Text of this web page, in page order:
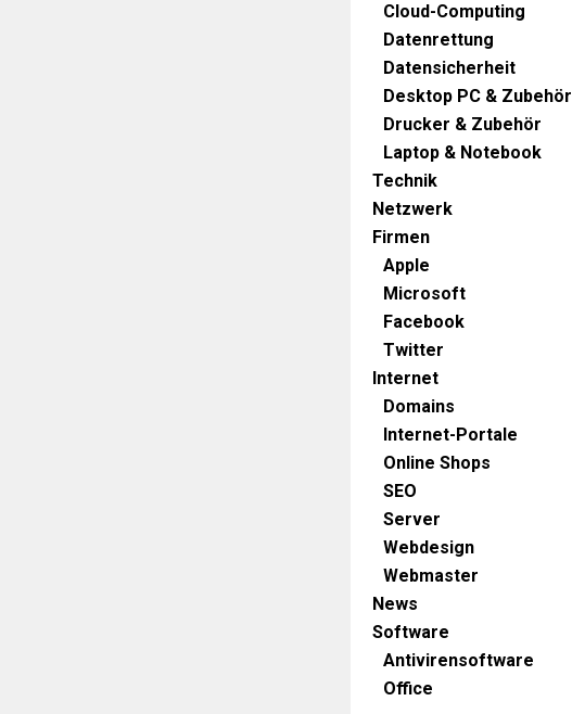
Cloud-Computing
Datenrettung
Datensicherheit
Desktop PC & Zubehör
Drucker & Zubehör
Laptop & Notebook
Technik
Netzwerk
Firmen
Apple
Microsoft
Facebook
Twitter
Internet
Domains
Internet-Portale
Online Shops
SEO
Server
Webdesign
Webmaster
News
Software
Antivirensoftware
Office